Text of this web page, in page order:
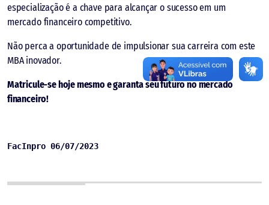
especialização é a chave para alcançar o sucesso em um
mercado financeiro competitivo.
Não perca a oportunidade de impulsionar sua carreira com este
MBA inovador.
Matricule-se hoje mesmo e garanta seu futuro no mercado
financeiro!
FacInpro 06/07/2023